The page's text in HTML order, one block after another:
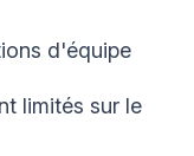
d'équipe
limités sur le